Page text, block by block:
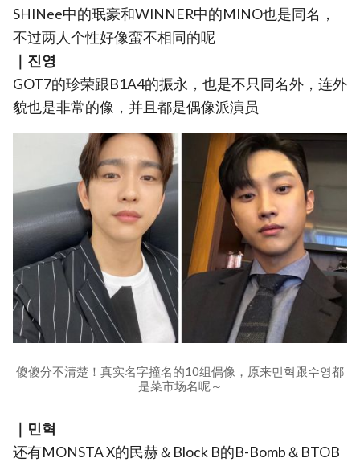
SHINee中的珉豪和WINNER中的MINO也是同名，
不过两人个性好像蛮不相同的呢
｜진영
GOT7的珍荣跟B1A4的振永，也是不只同名外，连外
貌也是非常的像，并且都是偶像派演员
傻傻分不清楚！真实名字撞名的10组偶像，原来민혁跟수영都
是菜市场名呢～
｜민혁
还有MONSTA X的民赫＆Block B的B-Bomb＆BTOB